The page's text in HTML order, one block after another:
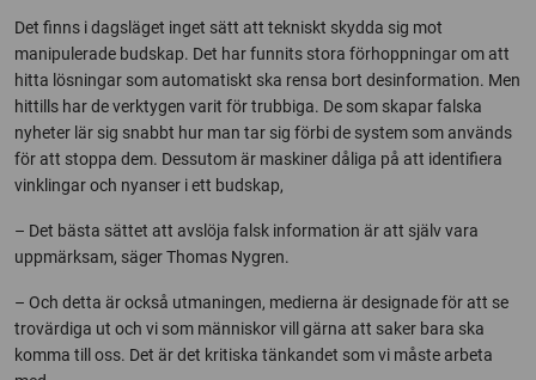
Det finns i dagsläget inget sätt att tekniskt skydda sig mot
manipulerade budskap. Det har funnits stora förhoppningar om att
hitta lösningar som automatiskt ska rensa bort desinformation. Men
hittills har de verktygen varit för trubbiga. De som skapar falska
nyheter lär sig snabbt hur man tar sig förbi de system som används
för att stoppa dem. Dessutom är maskiner dåliga på att identifiera
vinklingar och nyanser i ett budskap,
– Det bästa sättet att avslöja falsk information är att själv vara
uppmärksam, säger Thomas Nygren.
– Och detta är också utmaningen, medierna är designade för att se
trovärdiga ut och vi som människor vill gärna att saker bara ska
komma till oss. Det är det kritiska tänkandet som vi måste arbeta